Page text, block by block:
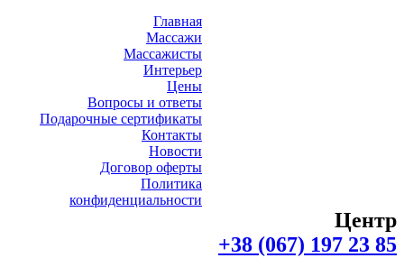
Главная
Массажи
Массажисты
Интерьер
Цены
Вопросы и ответы
Подарочные сертификаты
Контакты
Новости
Договор оферты
Политика
конфиденциальности
Центр
+38 (067) 197 23 85